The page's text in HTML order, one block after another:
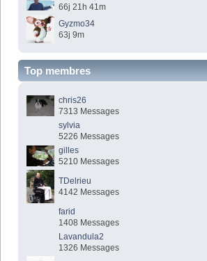
66j 21h 41m
Gyzmo34
63j 9m
Top membres
chris26
7313 Messages
sylvia
5226 Messages
gilles
5210 Messages
TDelrieu
4142 Messages
farid
1408 Messages
Lavandula2
1326 Messages